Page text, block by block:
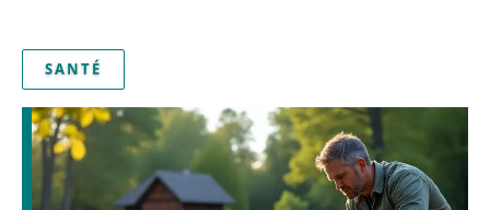
SANTÉ